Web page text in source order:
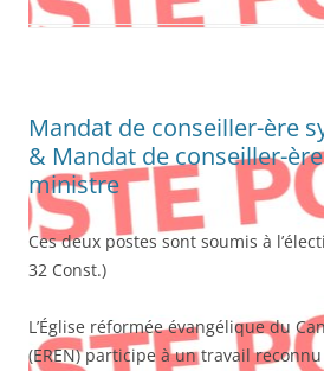
Mandat de conseiller-ère
& Mandat de conseiller-
ministre
Ces deux postes sont soumis à
32 Const.)
L’Église réformée évangélique du
(EREN) participe à un travail